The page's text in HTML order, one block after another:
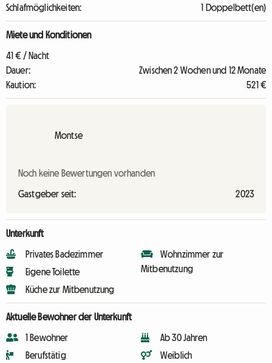
Schlafmöglichkeiten:
1 Doppelbett(en)
Miete und Konditionen
41 € / Nacht
Dauer:
Zwischen 2 Wochen und 12 Monate
Kaution:
521 €
Montse
Noch keine Bewertungen vorhanden
Gastgeber seit: 2023
Unterkunft
Privates Badezimmer
Eigene Toilette
Küche zur Mitbenutzung
Wohnzimmer zur
Mitbenutzung
Aktuelle Bewohner der Unterkunft
1 Bewohner
Berufstätig
Ab 30 Jahren
Weiblich